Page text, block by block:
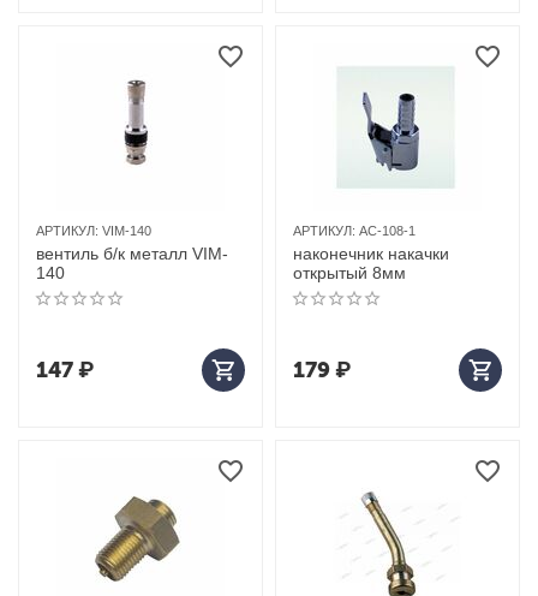
АРТИКУЛ: VIM-140
вентиль б/к металл VIM-
140
147₽
АРТИКУЛ: AC-108-1
наконечник накачки
открытый 8мм
179₽